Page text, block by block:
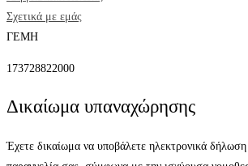
Σχετικά με εμάς
ΓΕΜΗ
173728822000
Δικαίωμα υπαναχώρησης
Έχετε δικαίωμα να υποβάλετε ηλεκτρονικά